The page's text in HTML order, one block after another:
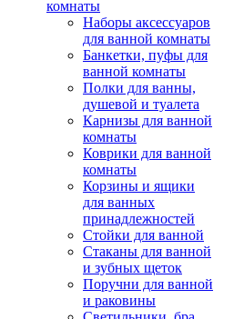
комнаты
Наборы аксессуаров
для ванной комнаты
Банкетки, пуфы для
ванной комнаты
Полки для ванны,
душевой и туалета
Карнизы для ванной
комнаты
Коврики для ванной
комнаты
Корзины и ящики
для ванных
принадлежностей
Стойки для ванной
Стаканы для ванной
и зубных щеток
Поручни для ванной
и раковины